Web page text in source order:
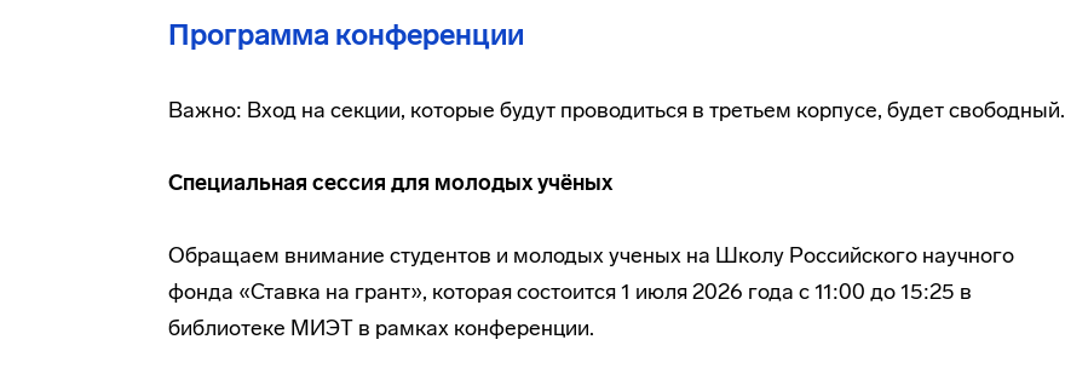
Программа конференции
Важно: Вход на секции, которые будут проводиться в третьем корпусе, будет свободный.
Специальная сессия для молодых учёных
Обращаем внимание студентов и молодых ученых на Школу Российского научного
фонда «Ставка на грант», которая состоится 1 июля 2026 года с 11:00 до 15:25 в
библиотеке МИЭТ в рамках конференции.